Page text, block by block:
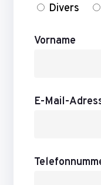
Divers
Vorname
E-Mail-